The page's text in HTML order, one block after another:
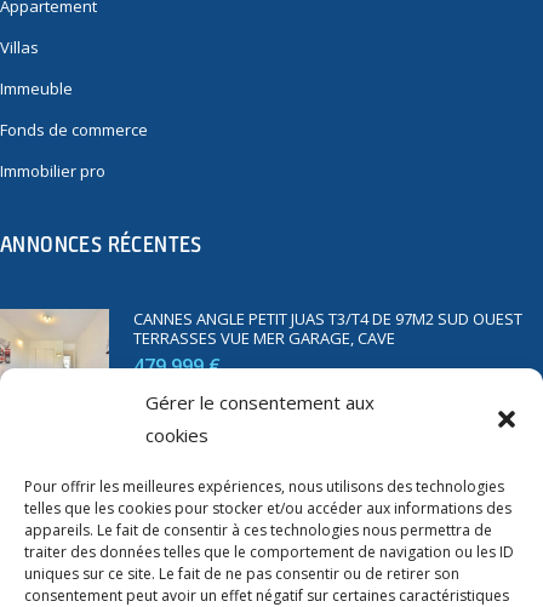
Gérer le consentement aux
cookies
Pour offrir les meilleures expériences, nous utilisons des technologies
telles que les cookies pour stocker et/ou accéder aux informations des
appareils. Le fait de consentir à ces technologies nous permettra de
traiter des données telles que le comportement de navigation ou les ID
uniques sur ce site. Le fait de ne pas consentir ou de retirer son
consentement peut avoir un effet négatif sur certaines caractéristiques
Appartement
Villas
Immeuble
Fonds de commerce
Immobilier pro
ANNONCES RÉCENTES
CANNES ANGLE PETIT JUAS T3/T4 DE 97M2 SUD OUEST
TERRASSES VUE MER GARAGE, CAVE
479 999 €
TERRASSE PARKING
350 000 €